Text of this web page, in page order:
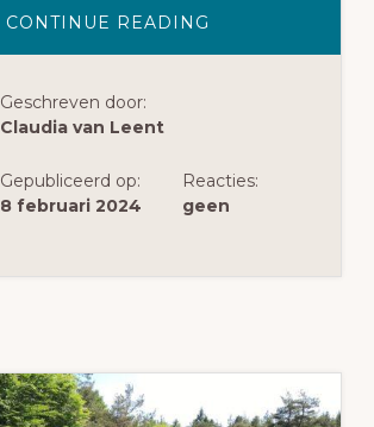
CONTINUE READING
Geschreven door:
Claudia van Leent
Gepubliceerd op:
8 februari 2024
Reacties:
geen